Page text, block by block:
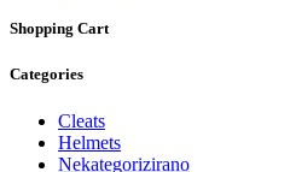
Shopping Cart
Categories
Cleats
Helmets
Nekategorizirano